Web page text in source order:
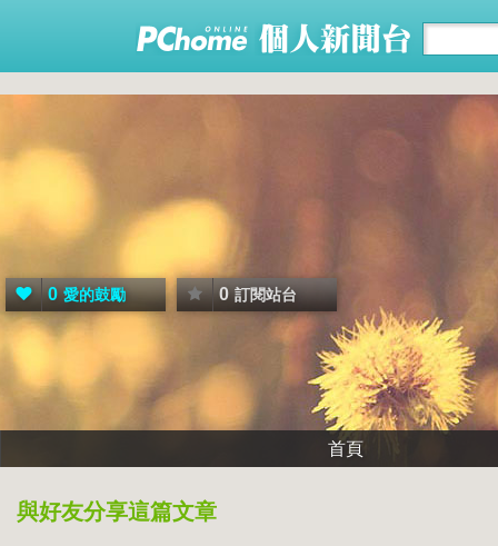
0 愛的鼓勵 0 訂閱站台
首頁
與好友分享這篇文章